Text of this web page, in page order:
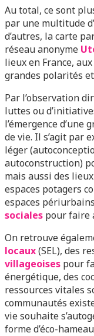
Au total, ce sont
par une multitude
d’autres, la carte
réseau anonyme
lieux en France,
grandes polarités
Par l’observation
luttes ou
l’émergence d’une
de vie. Il s’agit par
léger
autoconstruction)
mais aussi des
espaces potagers
espaces
sociales pour faire
On retrouve
locaux(SEL), des
villageoises pour
énergétique, des
ressources vitales
communautés
vie souhaite
forme d’éco-